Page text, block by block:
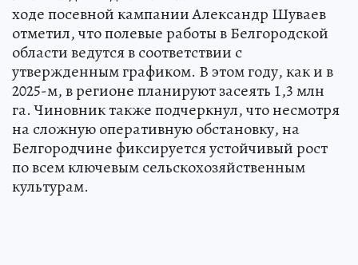
ходе посевной кампании Александр Шуваев
отметил, что полевые работы в Белгородской
области ведутся в соответствии с
утвержденным графиком. В этом году, как и в
2025-м, в регионе планируют засеять 1,3 млн
га. Чиновник также подчеркнул, что несмотря
на сложную оперативную обстановку, на
Белгородчине фиксируется устойчивый рост
по всем ключевым сельскохозяйственным
культурам.